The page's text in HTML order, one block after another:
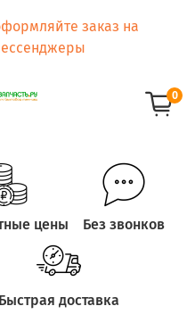
заказ на
0
цены Без звонков
Быстрая доставка